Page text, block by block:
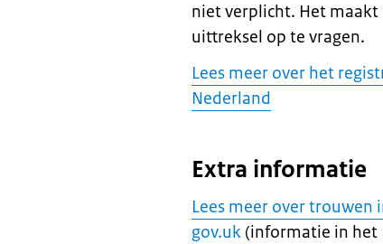
niet verplicht. Het
uittreksel op te vragen.
Lees meer over het
Nederland
Extra informatie
Lees meer over
gov.uk (informatie in het